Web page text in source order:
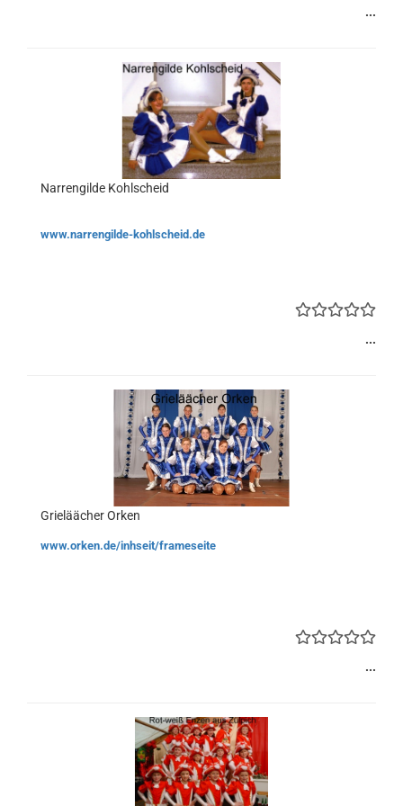
...
Narrengilde Kohlscheid
www.narrengilde-kohlscheid.de
...
Grieläächer Orken
www.orken.de/inhseit/frameseite
...